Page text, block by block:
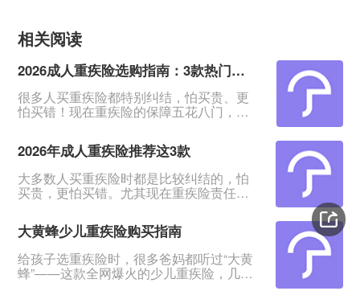
相关阅读
2026成人重疾险选购指南：3款热门产品全面测评
很多人买重疾险都特别纠结，怕买贵、更
怕买错！现在重疾险的保障五花八门，条
专门对比整理了2026年市面上口碑、性价
比都靠前的3款成人重疾险，不管你是预算
有限、身体健康，还是身体有点小异常、
不好投保，都能从中挑到合适的。&nbsp;
一、君龙超级玛丽16号Pro：普通人首选，
重疾险里的性价比王
2026年成人重疾险推荐这3款
大多数人买重疾险时都是比较纠结的，怕
买贵，更怕买错。尤其现在重疾险责任越
比整理，给大家挑出成人重疾险榜单前列
的3款产品，适合各种预算、不同身体状况
的人群。&nbsp;如果你打算买重疾险，如
果你带病投保，或者预算紧张，这3款产品
能满足你的需求。
大黄蜂少儿重疾险购买指南
给孩子选重疾险时，很多爸妈都听过“大黄
蜂”——这款全网爆火的少儿重疾险，几乎